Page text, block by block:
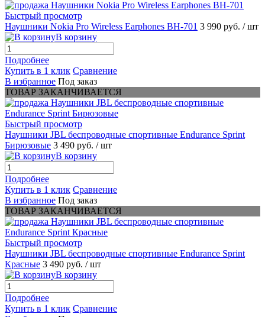
Быстрый просмотр
Наушники Nokia Pro Wireless Earphones BH-701 3 990 руб. / шт
В корзину
Подробнее
Купить в 1 клик Сравнение
В избранное Под заказ
ТОВАР ЗАКАНЧИВАЕТСЯ
Быстрый просмотр
Наушники JBL беспроводные спортивные Endurance Sprint
Бирюзовые 3 490 руб. / шт
В корзину
Подробнее
Купить в 1 клик Сравнение
В избранное Под заказ
ТОВАР ЗАКАНЧИВАЕТСЯ
Быстрый просмотр
Наушники JBL беспроводные спортивные Endurance Sprint
Красные 3 490 руб. / шт
В корзину
Подробнее
Купить в 1 клик Сравнение